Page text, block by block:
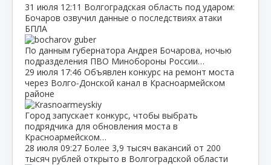
31 июля 12:11 Волгоградская область под ударом:
Бочаров озвучил данные о последствиях атаки
БПЛА
По данным губернатора Андрея Бочарова, ночью
подразделения ПВО Минобороны России…
29 июля 17:46 Объявлен конкурс на ремонт моста
через Волго‑Донской канал в Красноармейском
районе
Город запускает конкурс, чтобы выбрать
подрядчика для обновления моста в
Красноармейском…
28 июля 09:27 Более 3,9 тысяч вакансий от 200
тысяч рублей открыто в Волгоградской области